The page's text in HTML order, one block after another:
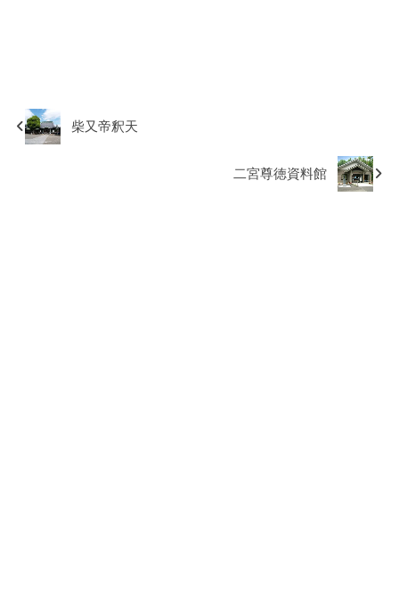
柴又帝釈天
二宮尊徳資料館